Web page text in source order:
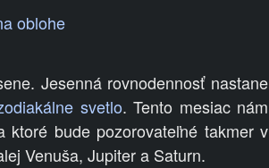
oblohe
Jesenná rovnodennosť nastane
svetlo. Tento mesiac nám
ktoré bude pozorovateľné takmer v
Venuša, Jupiter a Saturn.